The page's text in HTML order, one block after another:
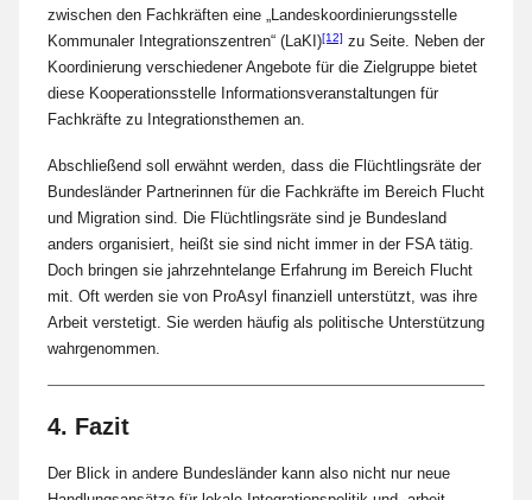
zwischen den Fachkräften eine „Landeskoordinierungsstelle
Kommunaler Integrationszentren“ (LaKI)[12] zu Seite. Neben der
Koordinierung verschiedener Angebote für die Zielgruppe bietet
diese Kooperationsstelle Informationsveranstaltungen für
Fachkräfte zu Integrationsthemen an.
Abschließend soll erwähnt werden, dass die Flüchtlingsräte der
Bundesländer Partnerinnen für die Fachkräfte im Bereich Flucht
und Migration sind. Die Flüchtlingsräte sind je Bundesland
anders organisiert, heißt sie sind nicht immer in der FSA tätig.
Doch bringen sie jahrzehntelange Erfahrung im Bereich Flucht
mit. Oft werden sie von ProAsyl finanziell unterstützt, was ihre
Arbeit verstetigt. Sie werden häufig als politische Unterstützung
wahrgenommen.
4. Fazit
Der Blick in andere Bundesländer kann also nicht nur neue